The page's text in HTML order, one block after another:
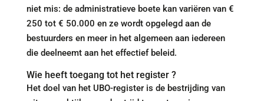
niet mis: de administratieve boete kan variëren van €
250 tot € 50.000 en ze wordt opgelegd aan de
bestuurders en meer in het algemeen aan iedereen
die deelneemt aan het effectief beleid.
Wie heeft toegang tot het register ?
Het doel van het UBO-register is de bestrijding van